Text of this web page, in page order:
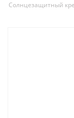
Солнцезащитный